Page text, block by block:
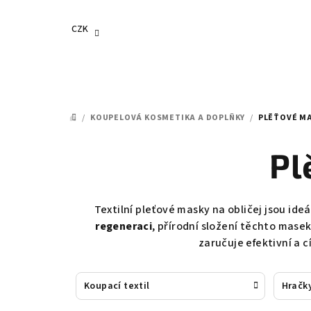
CZK
DOMŮ
/ KOUPELOVÁ KOSMETIKA A DOPLŇKY / PLĚŤOVÉ
Textilní pleťové masky na obličej jsou
regeneraci, přírodní složení těchto
zaručuje efektivní a
Koupací textil